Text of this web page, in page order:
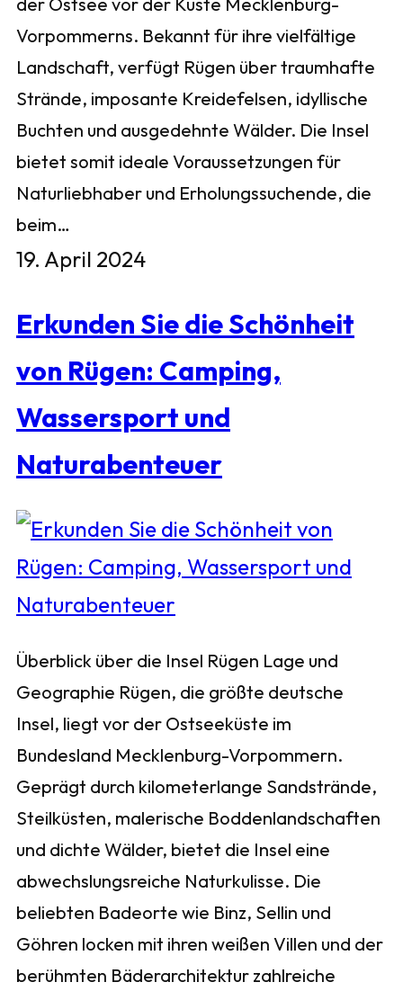
Vorpommerns. Bekannt für ihre vielfältige
Landschaft, verfügt Rügen über traumhafte
Strände, imposante Kreidefelsen, idyllische
Buchten und ausgedehnte Wälder. Die Insel
bietet somit ideale Voraussetzungen für
Naturliebhaber und Erholungssuchende, die
beim…
19. April 2024
Erkunden Sie die Schönheit
von Rügen: Camping,
Wassersport und
Naturabenteuer
Überblick über die Insel Rügen Lage und
Geographie Rügen, die größte deutsche
Insel, liegt vor der Ostseeküste im
Bundesland Mecklenburg-Vorpommern.
Geprägt durch kilometerlange Sandstrände,
Steilküsten, malerische Boddenlandschaften
und dichte Wälder, bietet die Insel eine
abwechslungsreiche Naturkulisse. Die
beliebten Badeorte wie Binz, Sellin und
Göhren locken mit ihren weißen Villen und der
berühmten Bäderarchitektur zahlreiche